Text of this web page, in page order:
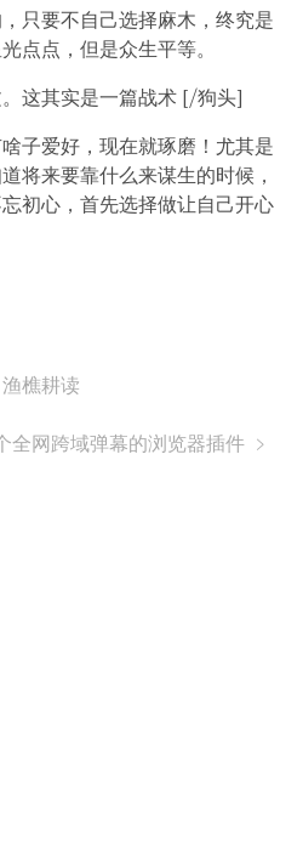
只要不自己选择麻木，终究是
点点，但是众生平等。
这其实是一篇战术 [/狗头]
子爱好，现在就琢磨！尤其是
将来要靠什么来谋生的时候，
初心，首先选择做让自己开心
渔樵耕读
全网跨域弹幕的浏览器插件